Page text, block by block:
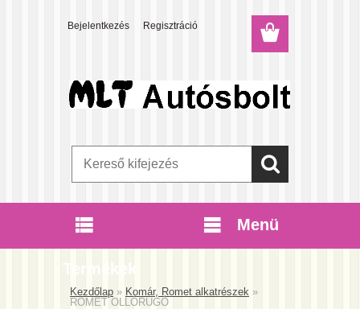
Bejelentkezés Regisztráció
Termékek
Menü
Kezdőlap » Komár, Romet alkatrészek »
ROMET OLLÓRUGÓ